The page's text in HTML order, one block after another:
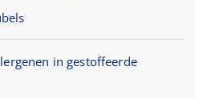
in gestoffeerde